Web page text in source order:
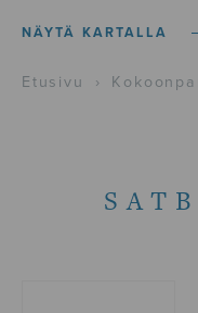
NÄYTÄ KARTALLA
Etusivu ›